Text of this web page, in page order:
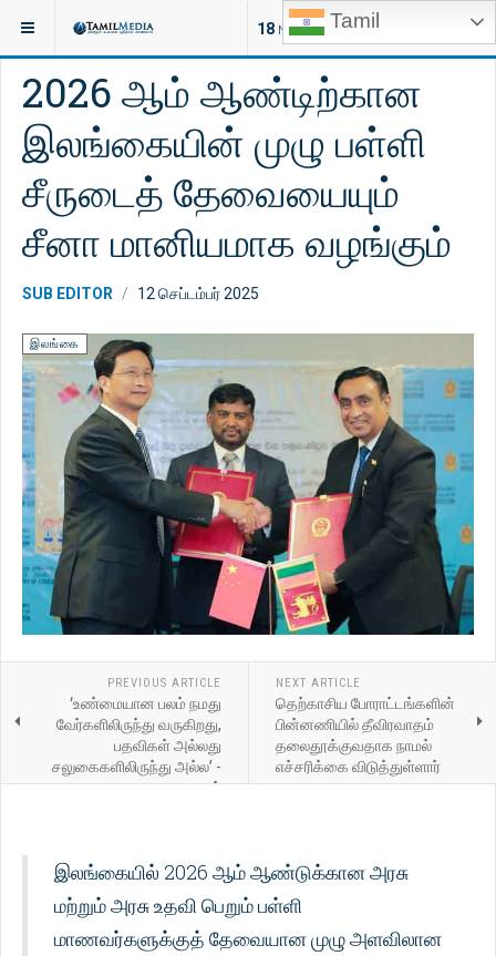
Tamil
18 NEW ARTICLES
இருக்குமிடம்: செய்திகள்
2026 ஆம் ஆண்டிற்கான
இலங்கையின் முழு பள்ளி
சீருடைத் தேவையையும்
சீனா மானியமாக வழங்கும்
SUB EDITOR 12 செப்டம்பர் 2025
இலங்கை
PREVIOUS ARTICLE
‘உண்மையான பலம் நமது
வேர்களிலிருந்து வருகிறது,
பதவிகள் அல்லது
சலுகைகளிலிருந்து அல்ல’ -
நாமல்
NEXT ARTICLE
தெற்காசிய போராட்டங்களின்
பின்னணியில் தீவிரவாதம்
தலைதூக்குவதாக நாமல்
எச்சரிக்கை விடுத்துள்ளார்
இலங்கையில் 2026 ஆம் ஆண்டுக்கான அரசு
மற்றும் அரசு உதவி பெறும் பள்ளி
மாணவர்களுக்குத் தேவையான முழு அளவிலான